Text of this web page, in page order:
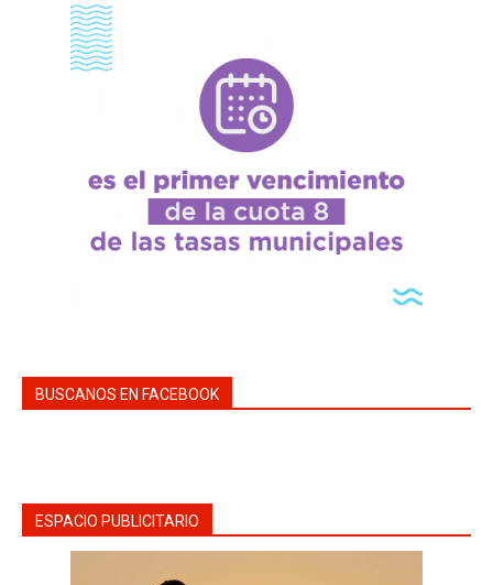
BUSCANOS EN FACEBOOK
ESPACIO PUBLICITARIO